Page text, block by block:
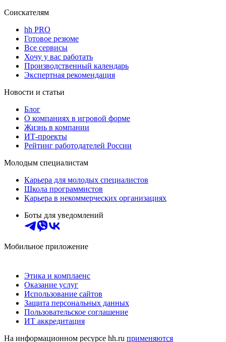
Соискателям
hh PRO
Готовое резюме
Все сервисы
Хочу у вас работать
Производственный календарь
Экспертная рекомендация
Новости и статьи
Блог
О компаниях в игровой форме
Жизнь в компании
ИТ-проекты
Рейтинг работодателей России
Молодым специалистам
Карьера для молодых специалистов
Школа программистов
Карьера в некоммерческих организациях
Боты для уведомлений
Мобильное приложение
Этика и комплаенс
Оказание услуг
Использование сайтов
Защита персональных данных
Пользовательское соглашение
ИТ аккредитация
На информационном ресурсе hh.ru применяются